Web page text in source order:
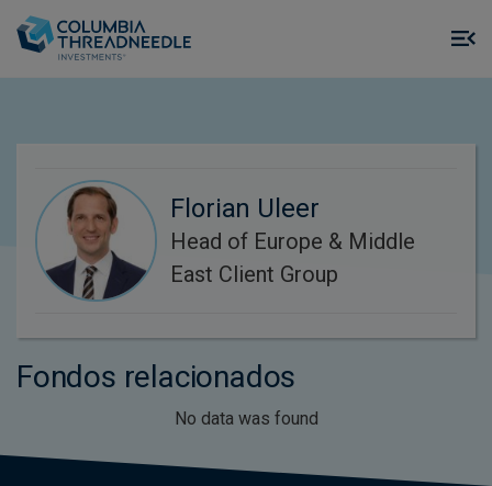
Florian Uleer
Head of Europe & Middle
East Client Group
Fondos relacionados
No data was found